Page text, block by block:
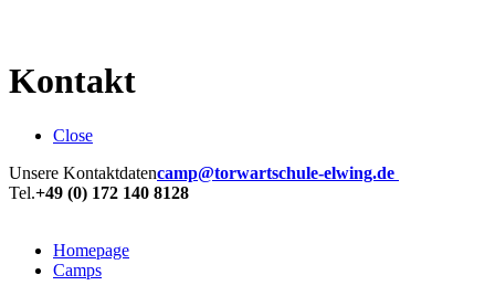
Kontakt
Close
Unsere Kontaktdatencamp@torwartschule-elwing.de
Tel.+49 (0) 172 140 8128
Homepage
Camps